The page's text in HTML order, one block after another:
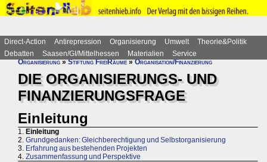
Direct-Action Antirepression Organisierung Umwelt
Theorie&Politik
Debatten
Saasen/GI/Mittelhessen Materialien
Service
Organisierung»Stiftung FreiRäume»Organisation/Finanzierung
DIE ORGANISIERUNGS- UND
FINANZIERUNGSFRAGE
Einleitung
1. Einleitung
2. Grundgedanken: Gleichberechtigung und Selbstorganisierung
3. Erfahrung aus bestehenden Projekten
4. Zusammenfassung und Perspektive